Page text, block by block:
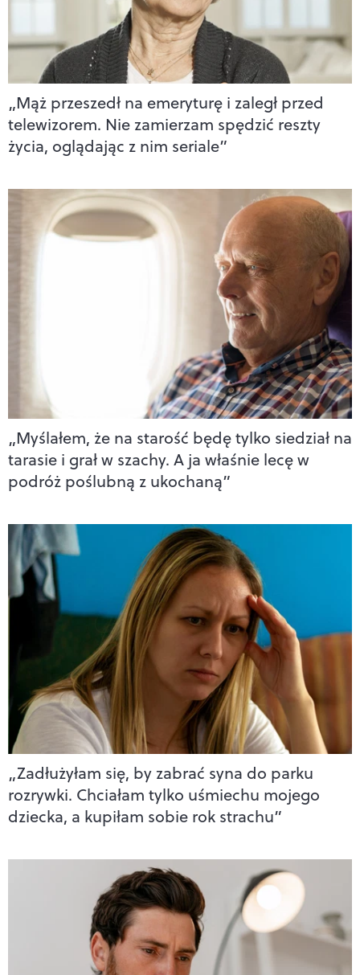
„Mąż przeszedł na emeryturę i zaległ przed
telewizorem. Nie zamierzam spędzić reszty
życia, oglądając z nim seriale”
„Myślałem, że na starość będę tylko siedział na
tarasie i grał w szachy. A ja właśnie lecę w
podróż poślubną z ukochaną”
„Zadłużyłam się, by zabrać syna do parku
rozrywki. Chciałam tylko uśmiechu mojego
dziecka, a kupiłam sobie rok strachu”